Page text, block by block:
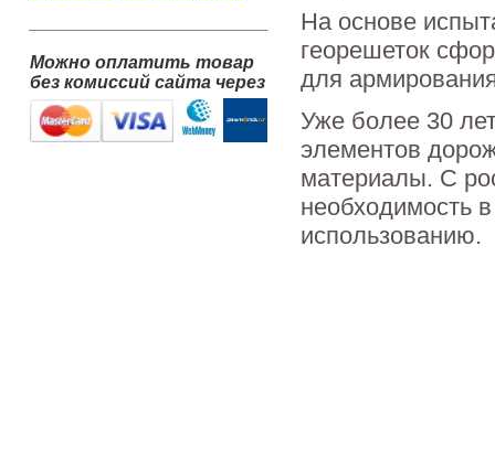
На основе
георешеток
для
Уже более 30
элементов
материалы. С
необходимость
использованию.
Можно оплатить товар
без комиссий сайта через